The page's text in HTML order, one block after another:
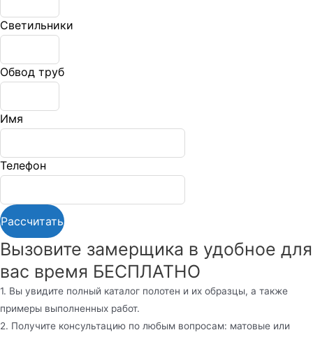
Светильники
Обвод труб
Имя
Телефон
Вызовите замерщика в удобное для
вас время БЕСПЛАТНО
1. Вы увидите полный каталог полотен и их образцы, а также
примеры выполненных работ.
2. Получите консультацию по любым вопросам: матовые или